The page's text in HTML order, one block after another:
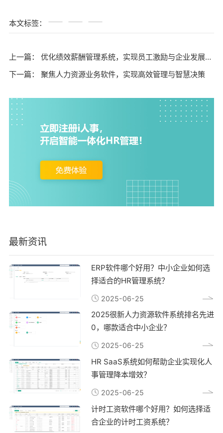
本文标签：
上一篇： 优化绩效薪酬管理系统，实现员工激励与企业发展的有机结合
下一篇： 聚焦人力资源业务软件，实现高效管理与智慧决策
最新资讯
ERP软件哪个好用？中小企业如何选
择适合的HR管理系统？
2025-06-25
2025很新人力资源软件系统排名先进
0，哪款适合中小企业？
2025-06-25
HR SaaS系统如何帮助企业实现化人
事管理降本增效？
2025-06-25
计时工资软件哪个好用？如何选择适
合企业的计时工资系统？